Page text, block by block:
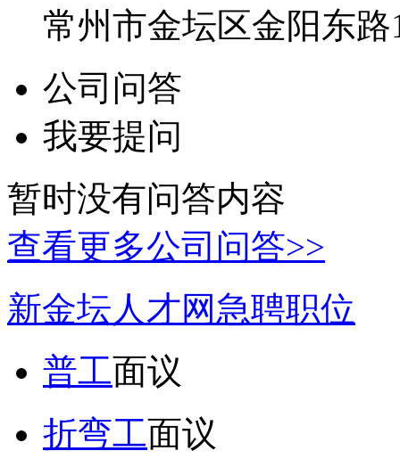
常州市金坛区金阳东路
公司问答
我要提问
暂时没有问答内容
查看更多公司问答>>
新金坛人才网急聘职位
普工面议
折弯工面议